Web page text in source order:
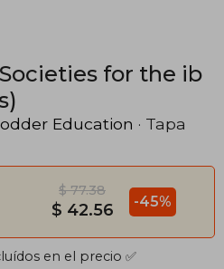
for the ib
Education · Tapa
$ 77.38
$ 42.56 -45%
en el precio ✅